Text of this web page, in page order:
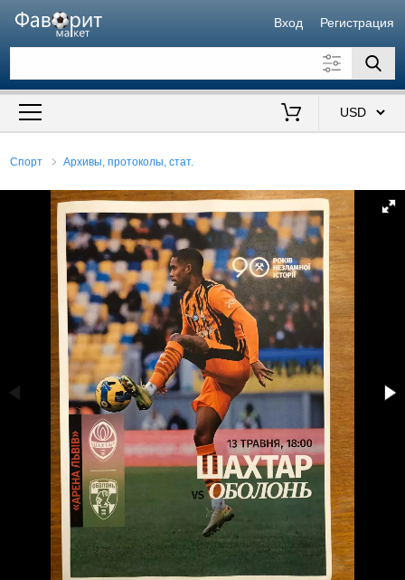
Вход Регистрация
Искать также в описании
Спорт Архивы, протоколы, стат.